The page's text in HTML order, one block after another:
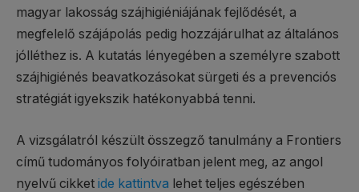
magyar lakosság szájhigiéniájának fejlődését, a
megfelelő szájápolás pedig hozzájárulhat az általános
jólléthez is. A kutatás lényegében a személyre szabott
szájhigiénés beavatkozásokat sürgeti és a prevenciós
stratégiát igyekszik hatékonyabbá tenni.
A vizsgálatról készült összegző tanulmány a Frontiers
című tudományos folyóiratban jelent meg, az angol
nyelvű cikket ide kattintva lehet teljes egészében